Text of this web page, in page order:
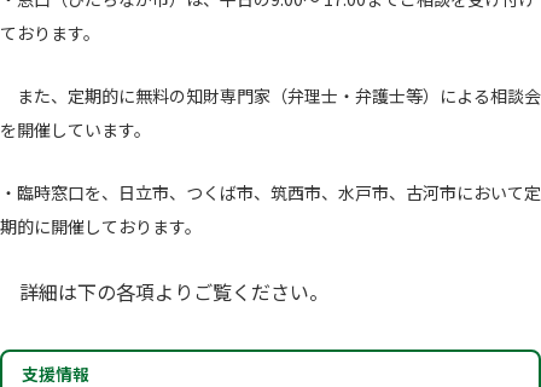
ております。
また、定期的に無料の知財専門家（弁理士・弁護士等）による相談会
を開催しています。
・臨時窓口を、日立市、つくば市、筑西市、水戸市、古河市において定
期的に開催しております。
詳細は下の各項よりご覧ください。
支援情報